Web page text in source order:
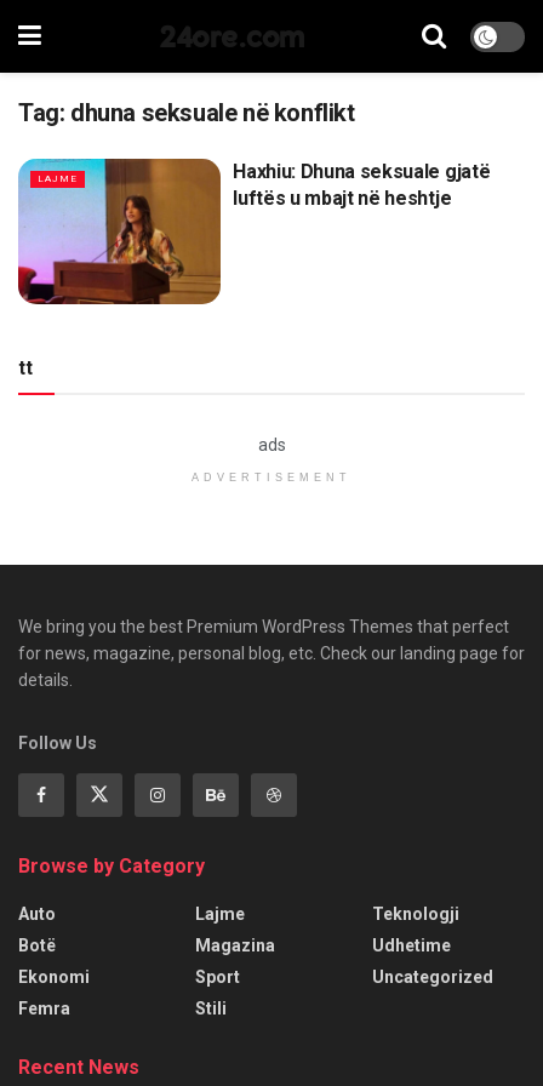
24ore.com
Tag: dhuna seksuale në konflikt
LAJME
Haxhiu: Dhuna seksuale gjatë
luftës u mbajt në heshtje
tt
ads
ADVERTISEMENT
We bring you the best Premium WordPress Themes that perfect
for news, magazine, personal blog, etc. Check our landing page for
details.
Follow Us
Browse by Category
Auto
Botë
Ekonomi
Femra
Lajme
Magazina
Sport
Stili
Teknologji
Udhetime
Uncategorized
Recent News